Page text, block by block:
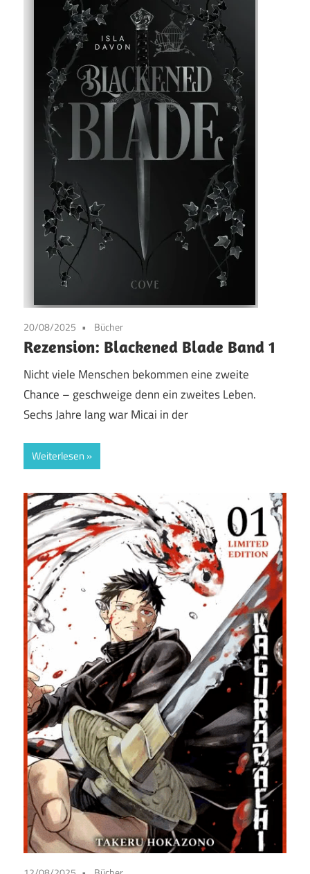
20/08/2025 Bücher
Rezension: Blackened Blade Band 1
Nicht viele Menschen bekommen eine zweite
Chance – geschweige denn ein zweites Leben.
Sechs Jahre lang war Micai in der
Weiterlesen